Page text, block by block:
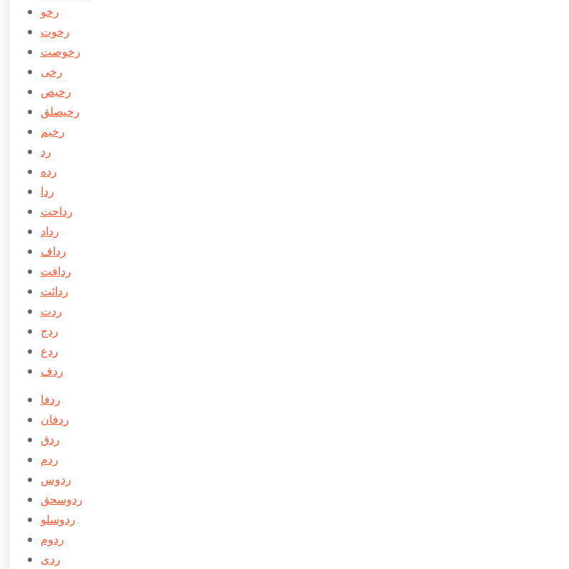
رخو
رخوت
رخوصت
رخی
رخیص
رخيصلق
رخیم
رد
رده
ردا
رداحت
رداد
رداف
ردافت
ردائت
ردت
ردج
ردع
ردف
ردفا
ردفان
ردق
ردم
ردوس
ردوسحق
ردوسلو
ردوم
ردی